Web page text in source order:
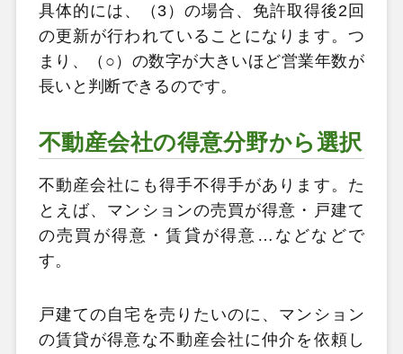
具体的には、（3）の場合、免許取得後2回
の更新が行われていることになります。つ
まり、（○）の数字が大きいほど営業年数が
長いと判断できるのです。
不動産会社の得意分野から選択
不動産会社にも得手不得手があります。た
とえば、マンションの売買が得意・戸建て
の売買が得意・賃貸が得意…などなどで
す。
戸建ての自宅を売りたいのに、マンション
の賃貸が得意な不動産会社に仲介を依頼し